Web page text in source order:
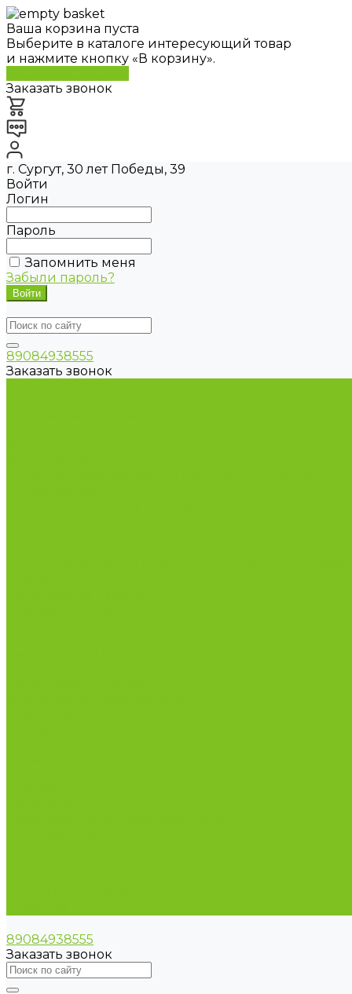
Ваша корзина пуста
Выберите в каталоге интересующий товар
и нажмите кнопку «В корзину».
Заказать звонок
г. Сургут, 30 лет Победы, 39
Войти
Логин
Пароль
Запомнить меня
Забыли пароль?
89084938555
Заказать звонок
89084938555
Заказать звонок